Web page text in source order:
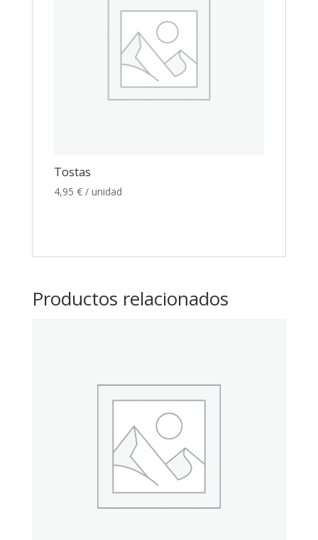
Tostas
4,95 € / unidad
Productos relacionados